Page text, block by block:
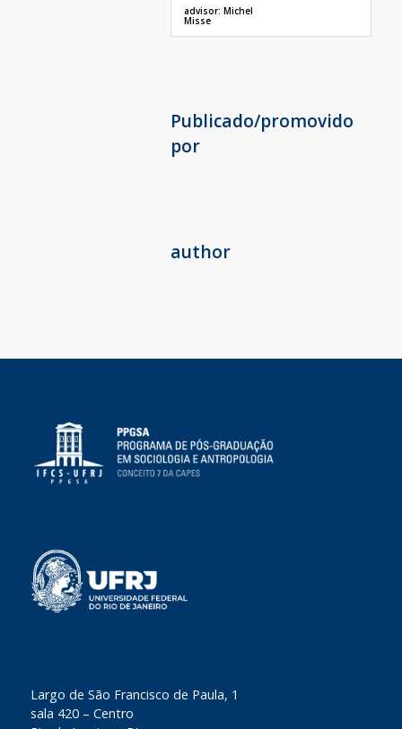
advisor: Michel
Misse
Publicado/promovido
por
author
​Largo de São Francisco de Paula, 1
sala 420 – Centro